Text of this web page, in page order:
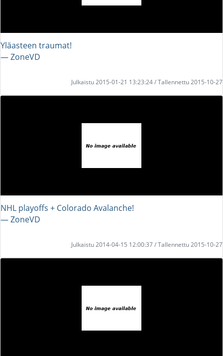
Yläasteen traumat!
― ZoneVD
Julkaistu 2015-01-21 13:23:24 / Tallennettu 2015-10-27
NHL playoffs + Colorado Avalanche!
― ZoneVD
Julkaistu 2014-04-15 12:00:37 / Tallennettu 2015-10-27